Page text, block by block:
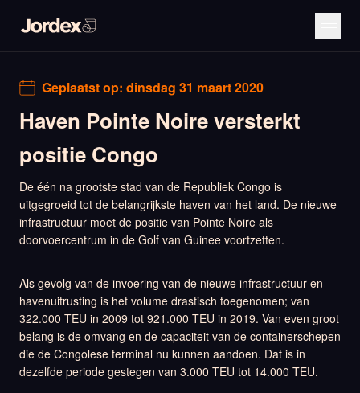
Geplaatst op: dinsdag 31 maart 2020
Haven Pointe Noire versterkt
positie Congo
De één na grootste stad van de Republiek Congo is
uitgegroeid tot de belangrijkste haven van het land. De nieuwe
infrastructuur moet de positie van Pointe Noire als
doorvoercentrum in de Golf van Guinee voortzetten.
Als gevolg van de invoering van de nieuwe infrastructuur en
havenuitrusting is het volume drastisch toegenomen; van
322.000 TEU in 2009 tot 921.000 TEU in 2019. Van even groot
belang is de omvang en de capaciteit van de containerschepen
die de Congolese terminal nu kunnen aandoen. Dat is in
dezelfde periode gestegen van 3.000 TEU tot 14.000 TEU.